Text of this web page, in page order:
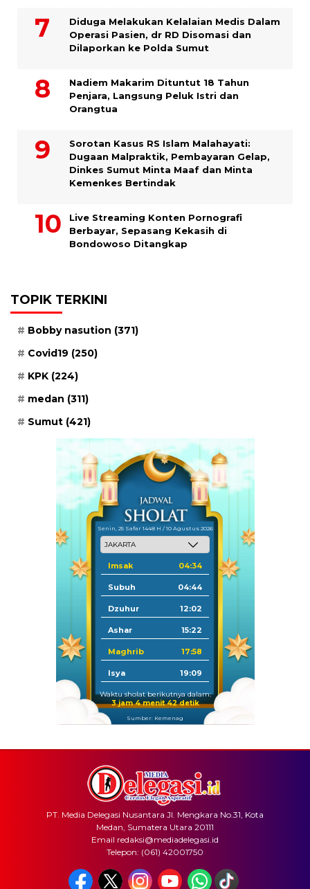
Diduga Melakukan Kelalaian Medis Dalam
Operasi Pasien, dr RD Disomasi dan
Dilaporkan ke Polda Sumut
​Nadiem Makarim Dituntut 18 Tahun
Penjara, Langsung Peluk Istri dan
Orangtua
Sorotan Kasus RS Islam Malahayati:
Dugaan Malpraktik, Pembayaran Gelap,
Dinkes Sumut Minta Maaf dan Minta
Kemenkes Bertindak
Live Streaming Konten Pornografi
Berbayar, Sepasang Kekasih di
Bondowoso Ditangkap
TOPIK TERKINI
Bobby nasution (371)
Covid19 (250)
KPK (224)
medan (311)
Sumut (421)
Senin, 25 Safar 1448 H / 10 Agustus 2026
Imsak 04:34
Subuh 04:44
Dzuhur 12:02
Ashar 15:22
Maghrib 17:58
Isya 19:09
Waktu sholat berikutnya dalam:
3 jam 4 menit 42 detik
Sumber: Kemenag
PT. Media Delegasi Nusantara Jl. Mengkara No.31, Kota
Medan, Sumatera Utara 20111
Email redaksi@mediadelegasi.id
Telepon: (061) 42001750